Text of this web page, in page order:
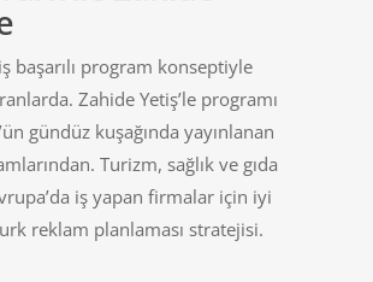
başarılı program konseptiyle
Zahide Yetiş’le programı
gündüz kuşağında yayınlanan
Turizm, sağlık ve gıda
iş yapan firmalar için iyi
reklam planlaması stratejisi.